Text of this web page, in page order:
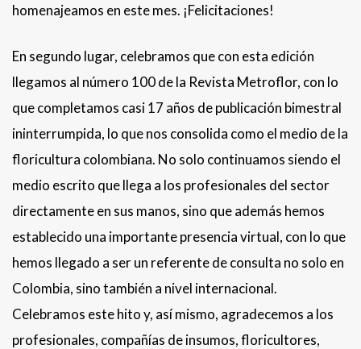
homenajeamos en este mes. ¡Felicitaciones!
En segundo lugar, celebramos que con esta edición
llegamos al número 100 de la Revista Metroflor, con lo
que completamos casi 17 años de publicación bimestral
ininterrumpida, lo que nos consolida como el medio de la
floricultura colombiana. No solo continuamos siendo el
medio escrito que llega a los profesionales del sector
directamente en sus manos, sino que además hemos
establecido una importante presencia virtual, con lo que
hemos llegado a ser un referente de consulta no solo en
Colombia, sino también a nivel internacional.
Celebramos este hito y, así mismo, agradecemos a los
profesionales, compañías de insumos, floricultores,